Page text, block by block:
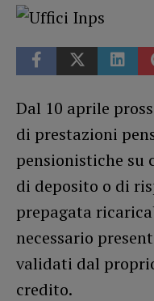
Dal 10 aprile
di prestazioni
pensionistiche su
di deposito o di
prepagata
necessario
validati dal
credito.